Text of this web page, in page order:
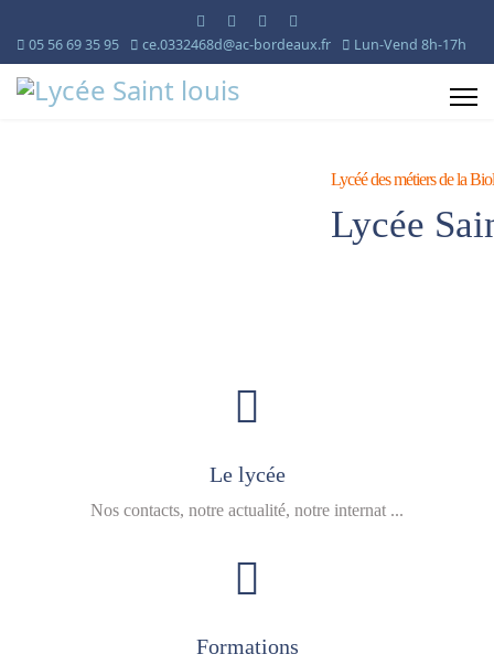
05 56 69 35 95 ce.0332468d@ac-bordeaux.fr Lun-Vend 8h-17h
Lycéé des métiers de la
Lycée
Le lycée
Nos contacts, notre actualité, notre internat ...
Formations